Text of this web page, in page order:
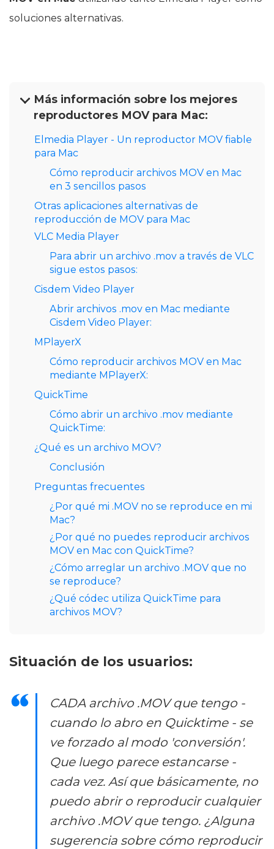
soluciones alternativas.
Más información sobre los mejores
reproductores MOV para Mac:
Elmedia Player - Un reproductor MOV fiable
para Mac
Cómo reproducir archivos MOV en Mac
en 3 sencillos pasos
Otras aplicaciones alternativas de
reproducción de MOV para Mac
VLC Media Player
Para abrir un archivo .mov a través de VLC
sigue estos pasos:
Cisdem Video Player
Abrir archivos .mov en Mac mediante
Cisdem Video Player:
MPlayerX
Cómo reproducir archivos MOV en Mac
mediante MPlayerX:
QuickTime
Cómo abrir un archivo .mov mediante
QuickTime:
¿Qué es un archivo MOV?
Conclusión
Preguntas frecuentes
¿Por qué mi .MOV no se reproduce en mi
Mac?
¿Por qué no puedes reproducir archivos
MOV en Mac con QuickTime?
¿Cómo arreglar un archivo .MOV que no
se reproduce?
¿Qué códec utiliza QuickTime para
archivos MOV?
Situación de los usuarios:
CADA archivo .MOV que tengo -
cuando lo abro en Quicktime - se
ve forzado al modo 'conversión'.
Que luego parece estancarse -
cada vez. Así que básicamente, no
puedo abrir o reproducir cualquier
archivo .MOV que tengo. ¿Alguna
sugerencia sobre cómo reproducir